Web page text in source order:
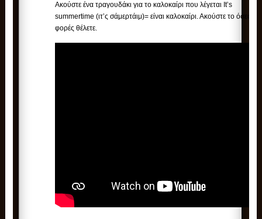
Ακούστε ένα τραγουδάκι για το καλοκαίρι που λέγεται It’s
summertime (ιτ’ς σάμερτάιμ)= είναι καλοκαίρι. Ακούστε το όσες
φορές θέλετε.